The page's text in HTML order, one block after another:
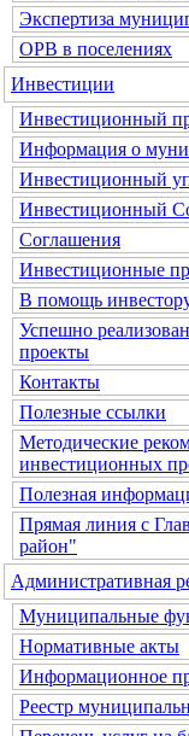
Экспертиза
ОРВ в поселениях
Инвестиции
Инвестиционный
Информация о
Инвестиционный
Инвестиционный
Соглашения
Инвестиционные
В помощь
Успешно
проекты
Контакты
Полезные ссылки
Методические
инвестиционных
Полезная
Прямая линия с
район"
Административная
Муниципальные
Нормативные акты
Информационное
Реестр